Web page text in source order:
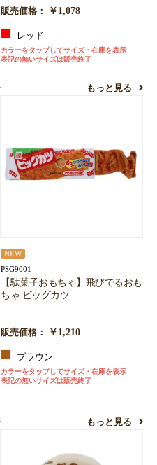
販売価格： ￥1,078
レッド
カラーをタップしてサイズ・在庫を表示
表記の無いサイズは販売終了
もっと見る
NEW
PSG9001
【駄菓子おもちゃ】飛びでるおも
ちゃ ビッグカツ
販売価格： ￥1,210
ブラウン
カラーをタップしてサイズ・在庫を表示
表記の無いサイズは販売終了
もっと見る